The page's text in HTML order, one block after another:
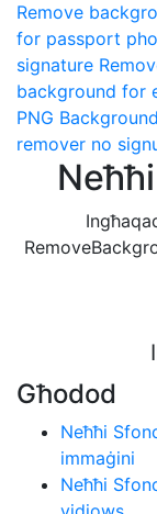
Remove
for passport
signature
background for
PNG
remover no
Għodod
Neħħi
immaġini
Neħħi